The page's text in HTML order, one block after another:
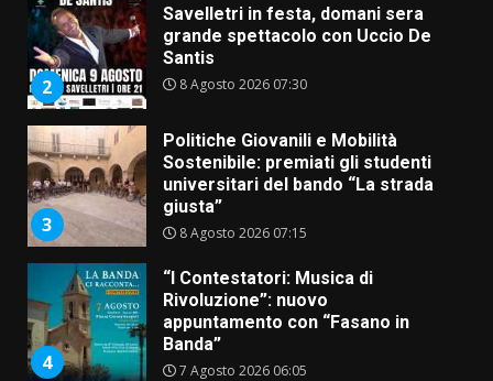
2
Savelletri in festa, domani sera
grande spettacolo con Uccio De
Santis
8 Agosto 2026 07:30
3
Politiche Giovanili e Mobilità
Sostenibile: premiati gli studenti
universitari del bando “La strada
giusta”
8 Agosto 2026 07:15
4
“I Contestatori: Musica di
Rivoluzione”: nuovo
appuntamento con “Fasano in
Banda”
7 Agosto 2026 06:05